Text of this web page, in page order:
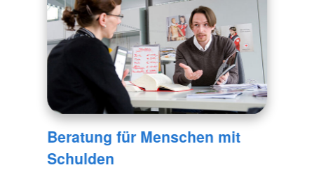
Fragen zu Familie, Erziehung, Schule &
Gesundheit
Orientierung im Sozialraum, Freizeit- &
Kontaktangebote
Rechtliches & individuelles Leben:
Klärung aufenthaltsrechtlicher Fragen
Sozialpädagogische Einzelfallberatung
Beratung für Menschen mit
Schulden